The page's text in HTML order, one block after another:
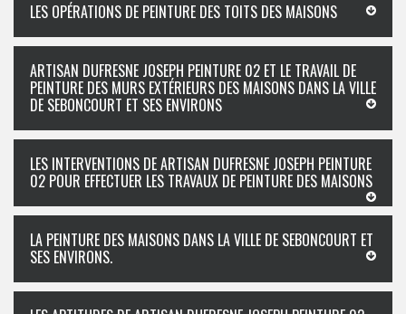
LES OPÉRATIONS DE PEINTURE DES TOITS DES MAISONS
ARTISAN DUFRESNE JOSEPH PEINTURE 02 ET LE TRAVAIL DE
PEINTURE DES MURS EXTÉRIEURS DES MAISONS DANS LA VILLE
DE SEBONCOURT ET SES ENVIRONS
LES INTERVENTIONS DE ARTISAN DUFRESNE JOSEPH PEINTURE
02 POUR EFFECTUER LES TRAVAUX DE PEINTURE DES MAISONS
LA PEINTURE DES MAISONS DANS LA VILLE DE SEBONCOURT ET
SES ENVIRONS.